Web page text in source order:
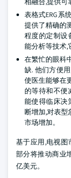
表格式ERG系
提供了精确的
程度的定制设
能分析等技术,
在繁忙的眼科
缺. 他们方便
使医生能够在
的等待和不便
能使得临床决
断增加,对表型
市场增加。
基于应用,电视图
部分将推动商业
亿美元。